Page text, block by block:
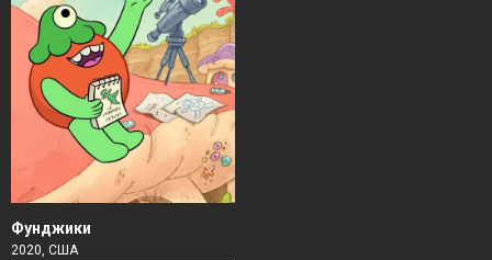
Фунджики
2020, США